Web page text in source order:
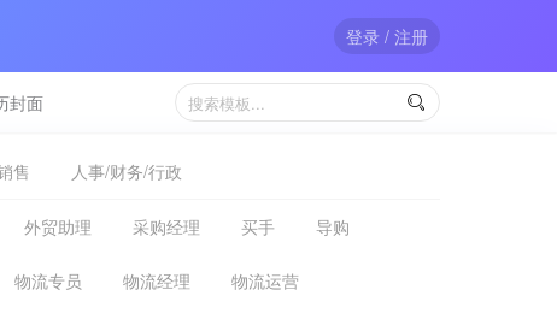
登录 / 注册
封面 
售 人事/财务/行政
外贸助理 采购经理 买手 导购
物流专员 物流经理 物流运营